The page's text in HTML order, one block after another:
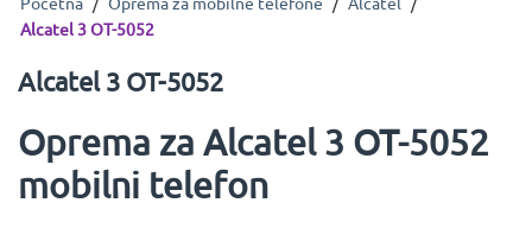
Alcatel 3 OT-5052
Alcatel 3 OT-5052
Oprema za Alcatel 3 OT-5052
mobilni telefon